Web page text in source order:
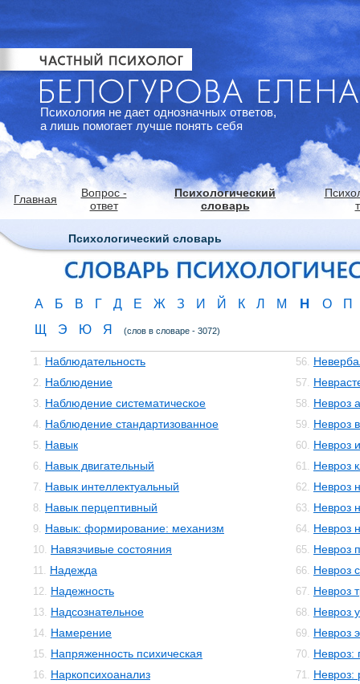
Психология не дает однозначных ответов,
а лишь помогает лучше понять себя
Главная
Вопрос -
ответ
Психологический
словарь
Психологический словарь
А Б В Г Д Е Ж З И Й К Л М Н О
П
Щ
Э Ю Я (слов в словаре - 3072)
1. Наблюдательность
2. Наблюдение
3. Наблюдение систематическое
4. Наблюдение стандартизованное
5. Навык
6. Навык двигательный
7. Навык интеллектуальный
8. Навык перцептивный
9. Навык: формирование: механизм
10. Навязчивые состояния
11. Надежда
12. Надежность
13. Надсознательное
14. Намерение
15. Напряженность психическая
16. Наркопсихоанализ
56.
57.
58. Невроз
59. Невроз
60. Невроз
61. Невроз
62. Невроз
63. Невроз
64. Невроз
65. Невроз
66. Невроз
67. Невроз
68. Невроз
69. Невроз
70. Невроз:
71. Невроз: